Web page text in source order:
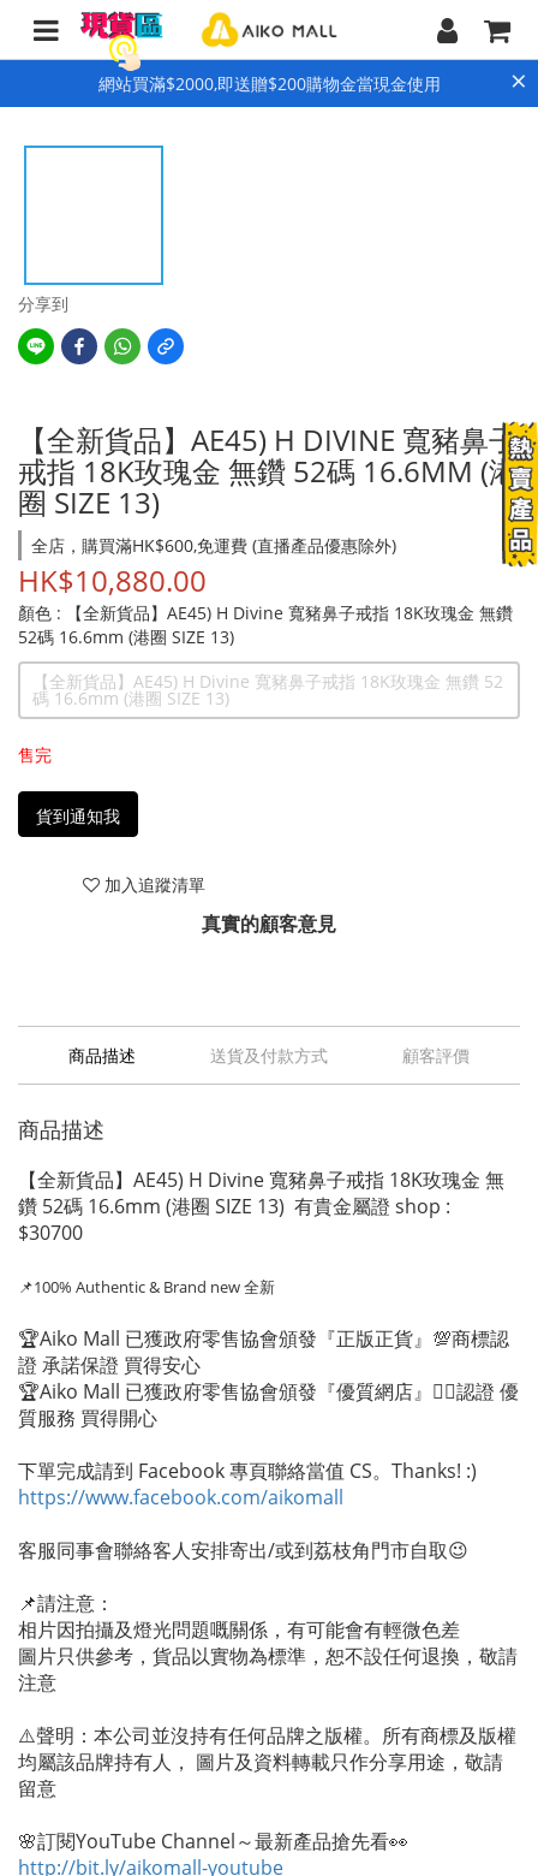
網站買滿$2000,即送贈$200購物金當現金使用 ×
分享到
【全新貨品】AE45) H DIVINE 寬豬鼻子
戒指 18K玫瑰金 無鑽 52碼 16.6MM (港
圈 SIZE 13)
全店，購買滿HK$600,免運費 (直播產品優惠除外)
HK$10,880.00
顏色 : 【全新貨品】AE45) H Divine 寬豬鼻子戒指 18K玫瑰金 無鑽
52碼 16.6mm (港圈 SIZE 13)
【全新貨品】AE45) H Divine 寬豬鼻子戒指 18K玫瑰金 無鑽 52
碼 16.6mm (港圈 SIZE 13)
售完
貨到通知我
加入追蹤清單
真實的顧客意見
商品描述 送貨及付款方式 顧客評價
商品描述
【全新貨品】AE45) H Divine 寬豬鼻子戒指 18K玫瑰金 無
鑽 52碼 16.6mm (港圈 SIZE 13) 有貴金屬證 shop :
$30700
📌100% Authentic& Brand new 全新
🏆Aiko Mall 已獲政府零售協會頒發『正版正貨』💯商標認
證 承諾保證 買得安心
🏆Aiko Mall 已獲政府零售協會頒發『優質網店』👍🏻認證 優
質服務 買得開心
下單完成請到 Facebook 專頁聯絡當值 CS。Thanks! :)
https://www.facebook.com/aikomall
客服同事會聯絡客人安排寄出/或到荔枝角門市自取😉
📌請注意：
相片因拍攝及燈光問題嘅關係，有可能會有輕微色差
圖片只供參考，貨品以實物為標準，恕不設任何退換，敬請
注意
⚠️聲明：本公司並沒持有任何品牌之版權。所有商標及版權
均屬該品牌持有人， 圖片及資料轉載只作分享用途，敬請
留意
🌸訂閱YouTube Channel～最新產品搶先看👀
http://bit.ly/aikomall-youtube